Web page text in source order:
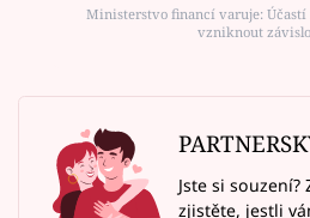
Ministerstvo financí varuje:
vzniknout
Jste si
zjistěte, jestli